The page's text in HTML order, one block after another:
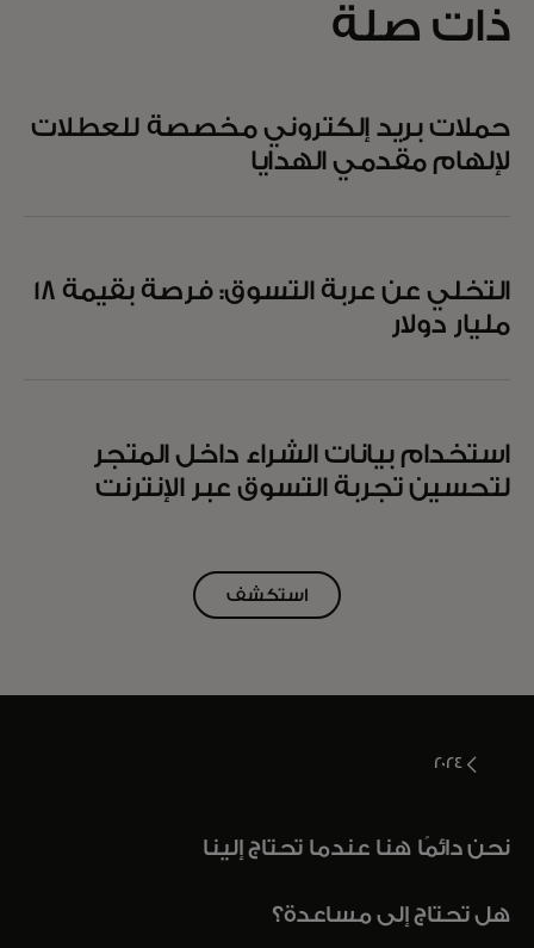
ذات صلة
حملات بريد إلكتروني مخصصة للعطلات
لإلهام مقدمي الهدايا
التخلي عن عربة التسوق: فرصة بقيمة 18
مليار دولار
استخدام بيانات الشراء داخل المتجر
لتحسين تجربة التسوق عبر الإنترنت
استكشف
ذات الصلة
2024
نحن دائمًا هنا عندما تحتاج إلينا
هل تحتاج إلى مساعدة؟